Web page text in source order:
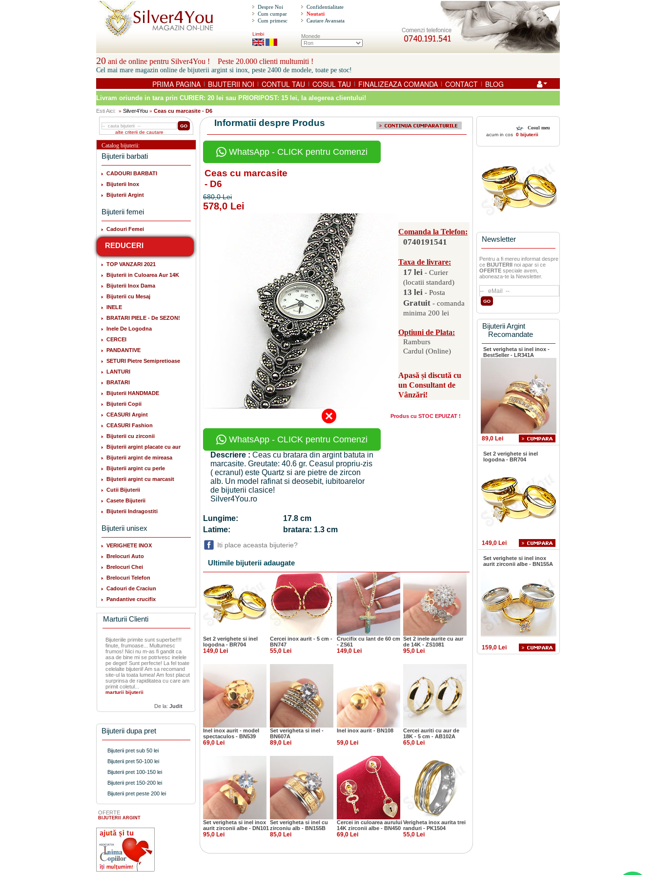
Despre Noi
Cum cumpar
Cum primesc
Confidentialitate
Noutati
Cautare Avansata
Limbi Monede
20 ani de online pentru Silver4You ! Peste 20.000 clienti multumiti !
Cel mai mare magazin online de bijuterii argint si inox, peste 2400 de modele, toate pe stoc!
PRIMA PAGINA | BIJUTERII NOI | CONTUL TAU | COSUL TAU | FINALIZEAZA COMANDA | CONTACT | BLOG
Livram oriunde in tara prin CURIER: 20 lei sau PRIORIPOST: 15 lei, la alegerea clientului!
Esti Aici: » Silver4You » Ceas cu marcasite - D6
alte criterii de cautare
Catalog bijuterii:
Bijuterii barbati
CADOURI BARBATI
Bijuterii Inox
Bijuterii Argint
Bijuterii femei
Cadouri Femei
REDUCERI
TOP VANZARI 2021
Bijuterii in Culoarea Aur 14K
Bijuterii Inox Dama
Bijuterii cu Mesaj
INELE
BRATARI PIELE - De SEZON!
Inele De Logodna
CERCEI
PANDANTIVE
SETURI Pietre Semipretioase
LANTURI
BRATARI
Bijuterii HANDMADE
Bijuterii Copii
CEASURI Argint
CEASURI Fashion
Bijuterii cu zirconii
Bijuterii argint placate cu aur
Bijuterii argint de mireasa
Bijuterii argint cu perle
Bijuterii argint cu marcasit
Cutii Bijuterii
Casete Bijuterii
Bijuterii Indragostiti
Bijuterii unisex
VERIGHETE INOX
Brelocuri Auto
Brelocuri Chei
Brelocuri Telefon
Cadouri de Craciun
Pandantive crucifix
Marturii Clienti
Bijuteriile primite sunt superbe!!!!
finute, frumoase... Multumesc
frumos! Nici nu m-as fi gandit ca
asa de bine mi se potrivesc inelele
pe deget! Sunt perfecte! La fel toate
celelalte bijuterii! Am sa recomand
site-ul la toata lumea! Am fost placut
surprinsa de rapiditatea cu care am
primit coletul...
marturii bijuterii
De la: Judit
Bijuterii dupa pret
Bijuterii pret sub 50 lei
Bijuterii pret 50-100 lei
Bijuterii pret 100-150 lei
Bijuterii pret 150-200 lei
Bijuterii pret peste 200 lei
OFERTE
BIJUTERII ARGINT
Informatii despre Produs
WhatsApp - CLICK pentru Comenzi
Ceas cu marcasite
- D6
680,0 Lei
578,0 Lei
Comanda la Telefon:
0740191541
Taxa de livrare:
17 lei - Curier
(locatii standard)
13 lei - Posta
Gratuit - comanda
minima 200 lei
Optiuni de Plata:
Ramburs
Cardul (Online)
Apasă și discută cu
un Consultant de
Vânzări!
Produs cu STOC EPUIZAT !
WhatsApp - CLICK pentru Comenzi
Descriere : Ceas cu bratara din argint batuta in
marcasite. Greutate: 40.6 gr. Ceasul propriu-zis
( ecranul) este Quartz si are pietre de zircon
alb. Un model rafinat si deosebit, iubitoarelor
de bijuterii clasice!
Silver4You.ro
Lungime:
17.8 cm
Latime:
bratara: 1.3 cm
Iti place aceasta bijuterie?
Ultimile bijuterii adaugate
Set 2 verighete si inel
logodna - BR704
Cercei inox aurit - 5 cm -
BN747
Crucifix cu lant de 60 cm
- ZS61
Set 2 inele aurite cu aur
de 14K - ZS1081
149,0 Lei 55,0 Lei 149,0 Lei 95,0 Lei
Inel inox aurit - model
spectaculos - BN539
Set verigheta si inel -
BN607A
Inel inox aurit - BN108
Cercei auriti cu aur de
18K - 5 cm - AB102A
69,0 Lei 89,0 Lei 59,0 Lei 65,0 Lei
Set verigheta si inel inox
aurit zirconii albe - DN101
Set verigheta si inel cu
zirconiu alb - BN155B
Cercei in culoarea aurului
14K zirconii albe - BN450
Verigheta inox aurita trei
randuri - PK1504
95,0 Lei 85,0 Lei 69,0 Lei 55,0 Lei
Cosul meu
acum in cos 0 bijuterii
Newsletter
Pentru a fi mereu informat despre
ce BIJUTERII noi apar si ce
OFERTE speciale avem,
aboneaza-te la Newsletter.
Bijuterii Argint
Recomandate
Set verigheta si inel inox -
BestSeller - LR341A
89,0 Lei
Set 2 verighete si inel
logodna - BR704
149,0 Lei
Set verighete si inel inox
aurit zirconii albe - BN155A
159,0 Lei